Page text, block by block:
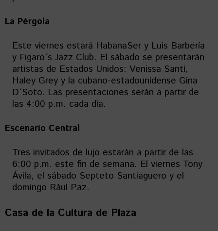
La Pérgola
Este viernes estará HabanaSer y Luis Barbería
y Figaro´s Jazz Club. El sábado se presentarán
artistas de Estados Unidos: Venissa Santí,
Haley Grey y la cubano-estadounidense Gina
D´Soto. Las presentaciones serán a partir de
las 4:00 p.m. cada día.
Escenario Central
Tres invitados de lujo estarán a partir de las
6:00 p.m. este fin de semana. El viernes Tony
Ávila, el sábado Septeto Santiaguero y el
domingo Rául Paz.
Casa de la Cultura de Plaza